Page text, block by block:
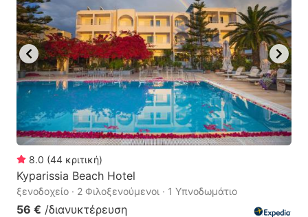
8.0 (44 κριτική)
Kyparissia Beach Hotel
ξενοδοχείο · 2 Φιλοξενούμενοι · 1 Υπνοδωμάτιο
56 € /διανυκτέρευση